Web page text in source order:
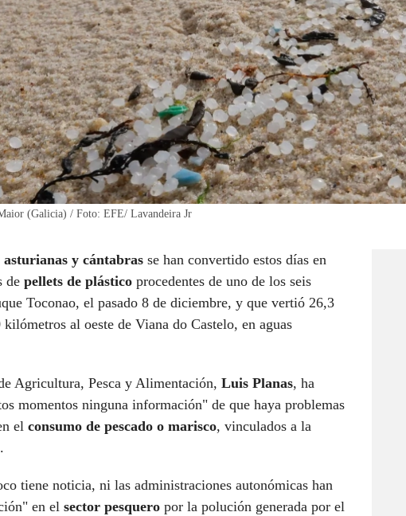
(Galicia) / Foto: EFE/ Lavandeira Jr
asturianas y cántabras se han convertido estos días en
de pellets de plástico procedentes de uno de los seis
Toconao, el pasado 8 de diciembre, y que vertió 26,3
al oeste de Viana do Castelo, en aguas
Agricultura, Pesca y Alimentación, Luis Planas, ha
momentos ninguna información" de que haya problemas
el consumo de pescado o marisco, vinculados a la
.
tiene noticia, ni las administraciones autonómicas han
en el sector pesquero por la polución generada por el